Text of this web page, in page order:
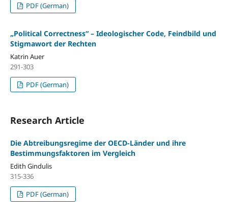
PDF (German)
„Political Correctness“ – Ideologischer Code, Feindbild und
Stigmawort der Rechten
Katrin Auer
291-303
PDF (German)
Research Article
Die Abtreibungsregime der OECD-Länder und ihre
Bestimmungsfaktoren im Vergleich
Edith Gindulis
315-336
PDF (German)